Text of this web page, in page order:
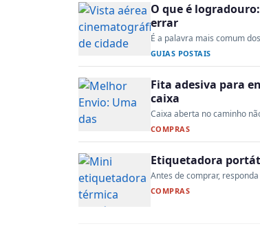
O que é
errar
É a palavra mais comum
GUIAS POSTAIS
Fita adesiva para
caixa
Caixa aberta no caminho
COMPRAS
Etiquetadora
Antes de comprar,
COMPRAS